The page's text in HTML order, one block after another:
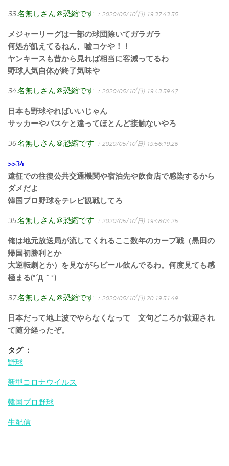
33名無しさん＠恐縮です ：2020/05/10(日) 19:37:43.55
メジャーリーグは一部の球団除いてガラガラ
何処が飢えてるねん、嘘コケや！！
ヤンキースも昔から見れば相当に客減ってるわ
野球人気自体が終了気味や
34名無しさん＠恐縮です ：2020/05/10(日) 19:43:59.47
日本も野球やればいいじゃん
サッカーやバスケと違ってほとんど接触ないやろ
36名無しさん＠恐縮です ：2020/05/10(日) 19:56:19.26
>>34
遠征での往復公共交通機関や宿泊先や飲食店で感染するから
ダメだよ
韓国プロ野球をテレビ観戦してろ
35名無しさん＠恐縮です ：2020/05/10(日) 19:48:04.25
俺は地元放送局が流してくれるここ数年のカープ戦（黒田の
帰国初勝利とか
大逆転劇とか）を見ながらビール飲んでるわ。何度見ても感
極まる(*´Д｀*)
37名無しさん＠恐縮です ：2020/05/10(日) 20:19:51.49
日本だって地上波でやらなくなって 文句どころか歓迎され
て随分経ったぞ。
タグ ：
野球
新型コロナウイルス
韓国プロ野球
生配信